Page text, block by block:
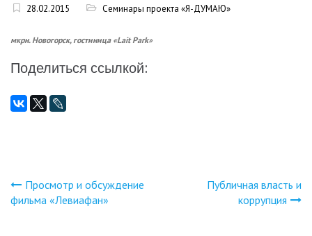
28.02.2015 Семинары проекта «Я-ДУМАЮ»
мкрн. Новогорск, гостиница «Lait Park»
Поделиться ссылкой:
Навигация
Просмотр и обсуждение
фильма «Левиафан»
Публичная власть и
коррупция